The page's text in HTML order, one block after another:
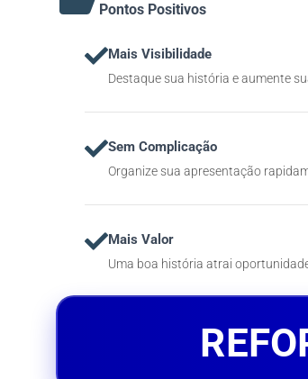
Pontos Positivos
Mais Visibilidade
Destaque sua história e aumente
Sem Complicação
Organize sua apresentação
Mais Valor
Uma boa história atrai